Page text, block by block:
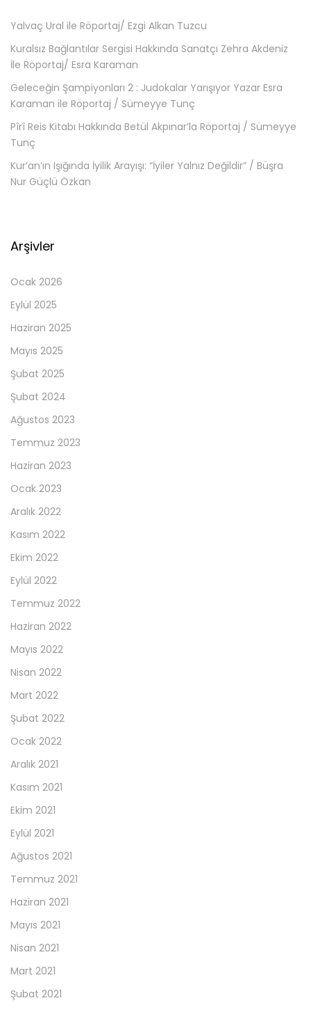
Yalvaç Ural ile Röportaj/ Ezgi Alkan Tuzcu
Kuralsız Bağlantılar Sergisi Hakkında Sanatçı Zehra Akdeniz
İle Röportaj/ Esra Karaman
Geleceğin Şampiyonları 2 : Judokalar Yarışıyor Yazar Esra
Karaman ile Röportaj / Sümeyye Tunç
Pîrî Reis Kitabı Hakkında Betül Akpınar’la Röportaj / Sümeyye
Tunç
Kur’an’ın Işığında İyilik Arayışı: “İyiler Yalnız Değildir” / Büşra
Nur Güçlü Özkan
Arşivler
Ocak 2026
Eylül 2025
Haziran 2025
Mayıs 2025
Şubat 2025
Şubat 2024
Ağustos 2023
Temmuz 2023
Haziran 2023
Ocak 2023
Aralık 2022
Kasım 2022
Ekim 2022
Eylül 2022
Temmuz 2022
Haziran 2022
Mayıs 2022
Nisan 2022
Mart 2022
Şubat 2022
Ocak 2022
Aralık 2021
Kasım 2021
Ekim 2021
Eylül 2021
Ağustos 2021
Temmuz 2021
Haziran 2021
Mayıs 2021
Nisan 2021
Mart 2021
Şubat 2021